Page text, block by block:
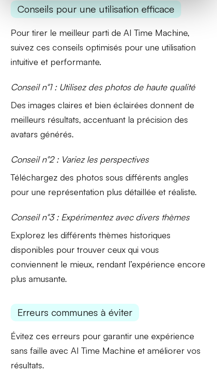
Conseils pour une utilisation efficace
Pour tirer le meilleur parti de AI Time Machine,
suivez ces conseils optimisés pour une utilisation
intuitive et performante.
Conseil n°1 : Utilisez des photos de haute qualité
Des images claires et bien éclairées donnent de
meilleurs résultats, accentuant la précision des
avatars générés.
Conseil n°2 : Variez les perspectives
Téléchargez des photos sous différents angles
pour une représentation plus détaillée et réaliste.
Conseil n°3 : Expérimentez avec divers thèmes
Explorez les différentsthèmes historiques
disponibles pour trouver ceux qui vous
conviennent le mieux, rendant l’expérience encore
plus amusante.
Erreurs communes à éviter
Évitez ces erreurs pour garantir une expérience
sans faille avec AI Time Machine et améliorer vos
résultats.